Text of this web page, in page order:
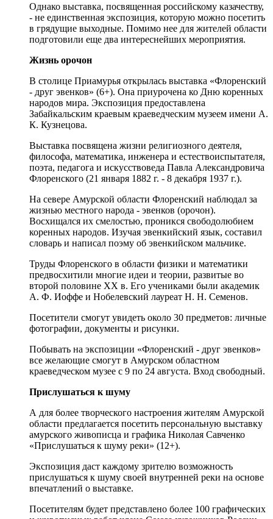
Однако выставка, посвященная российскому казачеству,
- не единственная экспозиция, которую можно посетить
в грядущие выходные. Помимо нее для жителей области
подготовили еще два интереснейших мероприятия.
Жизнь орочон
В столице Приамурья открылась выставка «Флоренский
- друг эвенков» (6+). Она приурочена ко Дню коренных
народов мира. Экспозиция предоставлена
Забайкальским краевым краеведческим музеем имени А.
К. Кузнецова.
Выставка посвящена жизни религиозного деятеля,
философа, математика, инженера и естествоиспытателя,
поэта, педагога и искусствоведа Павла Александровича
Флоренского (21 января 1882 г. - 8 декабря 1937 г.).
На севере Амурской области Флоренский наблюдал за
жизнью местного народа - эвенков (орочон).
Восхищался их смелостью, проникся свободолюбием
коренных народов. Изучая эвенкийский язык, составил
словарь и написал поэму об эвенкийском мальчике.
Труды Флоренского в области физики и математики
предвосхитили многие идеи и теории, развитые во
второй половине ХХ в. Его учениками были академик
А. Ф. Иоффе и Нобелевский лауреат Н. Н. Семенов.
Посетители смогут увидеть около 30 предметов: личные
фотографии, документы и рисунки.
Побывать на экспозиции «Флоренский - друг эвенков»
все желающие смогут в Амурском областном
краеведческом музее с 9 по 24 августа. Вход свободный.
Прислушаться к шуму
А для более творческого настроения жителям Амурской
области предлагается посетить персональную выставку
амурского живописца и графика Николая Савченко
«Прислушаться к шуму реки» (12+).
Экспозиция даст каждому зрителю возможность
прислушаться к шуму своей внутренней реки на основе
впечатлений о выставке.
Посетителям будет представлено более 100 графических